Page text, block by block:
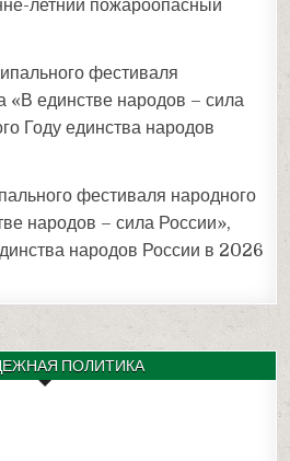
летний пожароопасный
фестиваля
«В единстве народов – сила
Году единства народов
фестиваля народного
народов – сила России»,
народов России в 2026
ПОЛИТИКА